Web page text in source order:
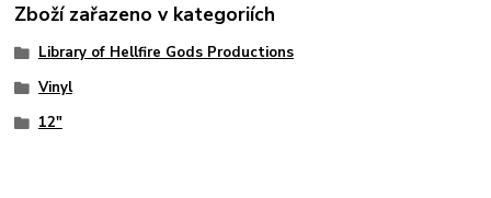
Zboží zařazeno v kategoriích
Library of Hellfire Gods Productions
Vinyl
12"